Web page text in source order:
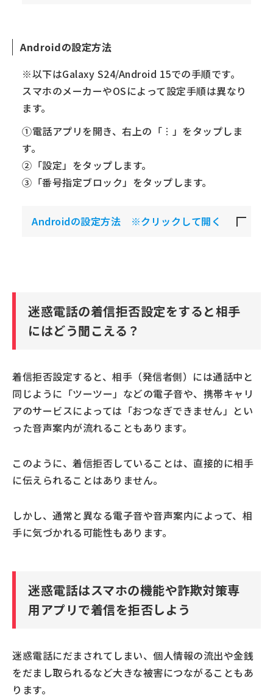
Androidの設定方法
※以下はGalaxy S24/Android 15での手順です。
スマホのメーカーやOSによって設定手順は異なり
ます。
①電話アプリを開き、右上の「︙」をタップしま
す。
②「設定」をタップします。
③「番号指定ブロック」をタップします。
Androidの設定方法 ※クリックして開く
迷惑電話の着信拒否設定をすると相手
にはどう聞こえる？
着信拒否設定すると、相手（発信者側）には通話中と
同じように「ツーツー」などの電子音や、携帯キャリ
アのサービスによっては「おつなぎできません」とい
った音声案内が流れることもあります。
このように、着信拒否していることは、直接的に相手
に伝えられることはありません。
しかし、通常と異なる電子音や音声案内によって、相
手に気づかれる可能性もあります。
迷惑電話はスマホの機能や詐欺対策専
用アプリで着信を拒否しよう
迷惑電話にだまされてしまい、個人情報の流出や金銭
をだまし取られるなど大きな被害につながることもあ
ります。